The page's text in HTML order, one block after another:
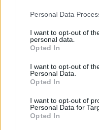
negar su consentimiento.
de su consentimiento,
rechazar tal
cualquier momento
visitando nuestra política
Personal Data
I want to opt-out of
personal data.
Opted In
I want to opt-out of
Personal Data.
Opted In
I want to opt-out of
Personal Data for
Opted In